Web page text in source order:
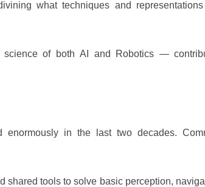
what techniques and
science of both AI and Robotics —
in the last two decades.
shared tools to solve basic perception,